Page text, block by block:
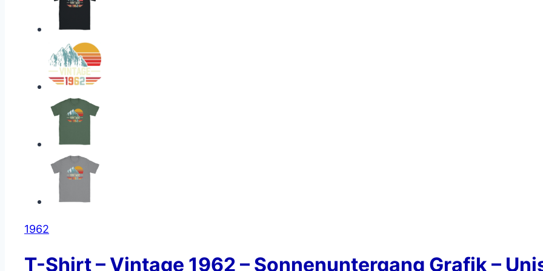
1962
T-Shirt – Vintage 1962 – Sonnenuntergang Grafik –